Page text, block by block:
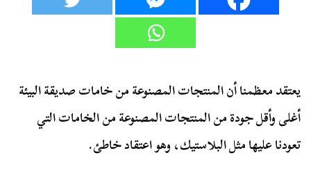
يعتقد معظمنا أن المنتجات المصنوعة من خامات صديقة البيئة
أغلى وأقل جودة من المنتجات المصنوعة من الخامات التي
تعودنا عليها مثل البلاستيك، وهو اعتقاد خاطئ.